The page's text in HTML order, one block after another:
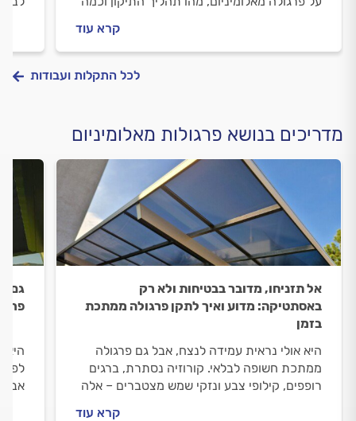
קרא עוד
לכל התקלות ועבודות
מדריכים בנושא פרגולות מאלומיניום
אל תזניחו, מדובר בבטיחות ולא רק
באסתטיקה: מדוע ואיך לתקן פרגולה ממתכת
בזמן
היא אולי נראית עמידה לנצח, אבל גם פרגולה
ממתכת חשופה לבלאי. קורוזיה נסתרת, ברגים
רופפים, קילופי צבע ונזקי שמש מצטברים – אלה
קרא עוד
גם
היא
אבל